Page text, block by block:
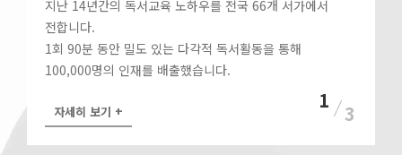
지난 14년간의 독서교육 노하우를 전국 66개 서가에서
전합니다.
1회 90분 동안 밀도 있는 다각적 독서활동을 통해
100,000명의 인재를 배출했습니다.
자세히 보기 + 1
3